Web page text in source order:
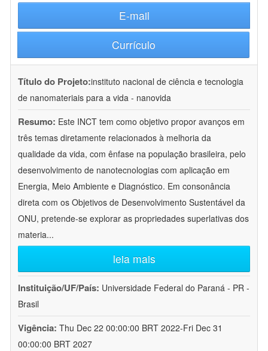
E-mail
Currículo
Título do Projeto:instituto nacional de ciência e tecnologia
de nanomateriais para a vida - nanovida
Resumo: Este INCT tem como objetivo propor avanços em
três temas diretamente relacionados à melhoria da
qualidade da vida, com ênfase na população brasileira, pelo
desenvolvimento de nanotecnologias com aplicação em
Energia, Meio Ambiente e Diagnóstico. Em consonância
direta com os Objetivos de Desenvolvimento Sustentável da
ONU, pretende-se explorar as propriedades superlativas dos
materia...
leia mais
Instituição/UF/País: Universidade Federal do Paraná - PR -
Brasil
Vigência: Thu Dec 22 00:00:00 BRT 2022-Fri Dec 31
00:00:00 BRT 2027